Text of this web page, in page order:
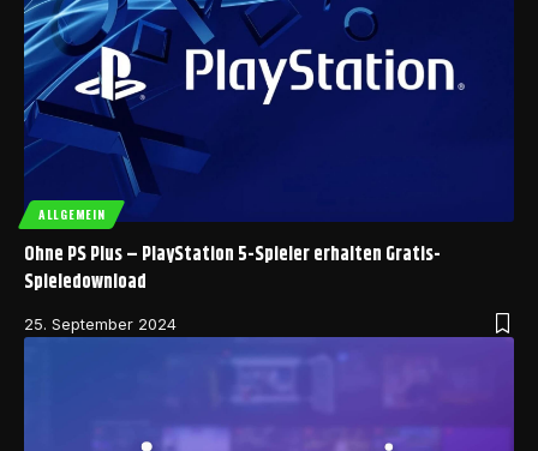
ALLGEMEIN
Ohne PS Plus – PlayStation 5-Spieler erhalten Gratis-
Spieledownload
25. September 2024